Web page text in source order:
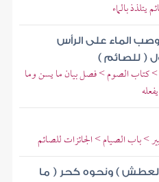
بالماء
الماء على الرأس
( للصائم )
> كتاب الصوم > فصل بيان ما يسن وما
> باب الصيام > الجائزات للصائم
) ونحوه كحر ( ما